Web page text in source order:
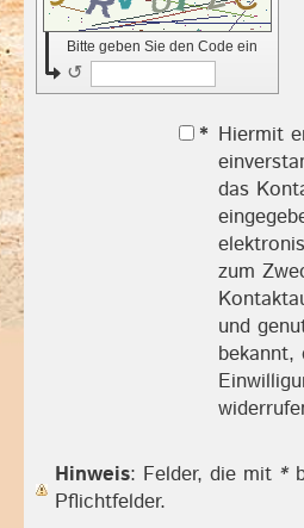
Bitte geben Sie den Code ein
↺
* Hiermit
das
zum
und
bekannt,
Hinweis : Felder, die mit *
Pflichtfelder.